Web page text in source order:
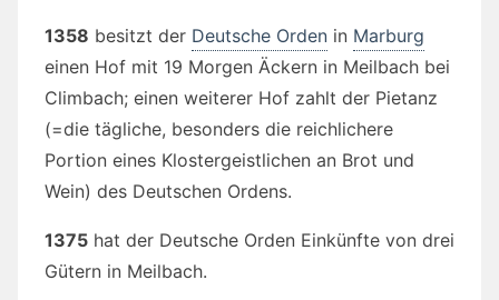
1358 besitzt der Deutsche Orden in Marburg
einen Hof mit 19 Morgen Äckern in Meilbach bei
Climbach; einen weiterer Hof zahlt der Pietanz
(=die tägliche, besonders die reichlichere
Portion eines Klostergeistlichen an Brot und
Wein) des Deutschen Ordens.
1375 hat der Deutsche Orden Einkünfte von drei
Gütern in Meilbach.